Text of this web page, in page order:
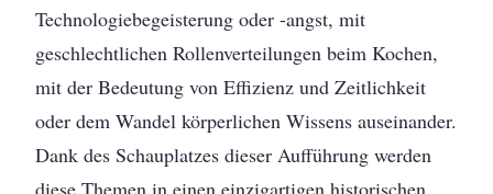
Technologiebegeisterung oder -angst, mit
geschlechtlichen Rollenverteilungen beim Kochen,
mit der Bedeutung von Effizienz und Zeitlichkeit
oder dem Wandel körperlichen Wissens auseinander.
Dank des Schauplatzes dieser Aufführung werden
diese Themen in einen einzigartigen historischen